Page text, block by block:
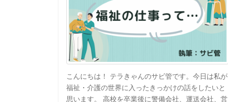
こんにちは！ テラきゃんのサビ管です。今日は私が
福祉・介護の世界に入ったきっかけの話をしたいと
思います。 高校を卒業後に警備会社、運送会社、営